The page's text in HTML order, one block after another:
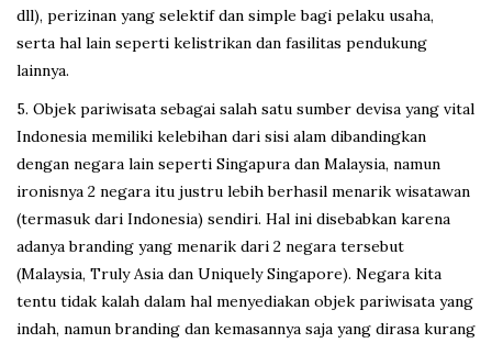
dll), perizinan yang selektif dan simple bagi pelaku usaha,
serta hal lain seperti kelistrikan dan fasilitas pendukung
lainnya.
5. Objek pariwisata sebagai salah satu sumber devisa yang vital
Indonesia memiliki kelebihan dari sisi alam dibandingkan
dengan negara lain seperti Singapura dan Malaysia, namun
ironisnya 2 negara itu justru lebih berhasil menarik wisatawan
(termasuk dari Indonesia) sendiri. Hal ini disebabkan karena
adanya branding yang menarik dari 2 negara tersebut
(Malaysia, Truly Asia dan Uniquely Singapore). Negara kita
tentu tidak kalah dalam hal menyediakan objek pariwisata yang
indah, namun branding dan kemasannya saja yang dirasa kurang